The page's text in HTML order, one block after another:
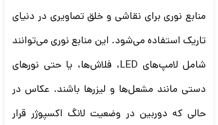
منابع نوری برای نقاشی و خلق تصاویری در دنیای
تاریک استفاده می‌شود. این منابع نوری می‌توانند
شامل لامپ‌های LED، فلاش‌ها، یا حتی نورهای
دستی مانند مشعل‌ها و لیزرها باشند. عکاس در
حالی که دوربین در وضعیت لانگ اکسپوژر قرار